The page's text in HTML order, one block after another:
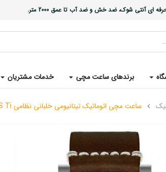
ای آنتی شوک، ضد خش و ضد آب تا عمق 2000 متر.
برندهای ساعت مچی خدمات مشتریان
ساعت مچی اتوماتیک تیتانیومی خلبانی نظامی SCURO S Ti